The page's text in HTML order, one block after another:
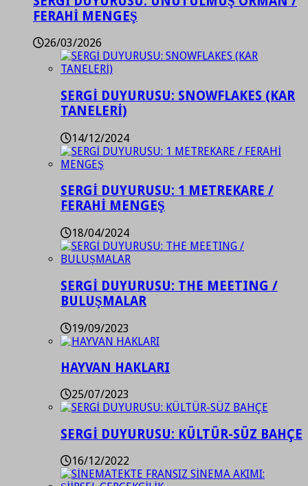
FERAHİ MENGEŞ
26/03/2026
SERGİ DUYURUSU: SNOWFLAKES (KAR
TANELERİ)
14/12/2024
SERGİ DUYURUSU: 1 METREKARE /
FERAHİ MENGEŞ
18/04/2024
SERGİ DUYURUSU: THE MEETING /
BULUŞMALAR
19/09/2023
HAYVAN HAKLARI
25/07/2023
SERGİ DUYURUSU: KÜLTÜR-SÜZ BAHÇE
16/12/2022